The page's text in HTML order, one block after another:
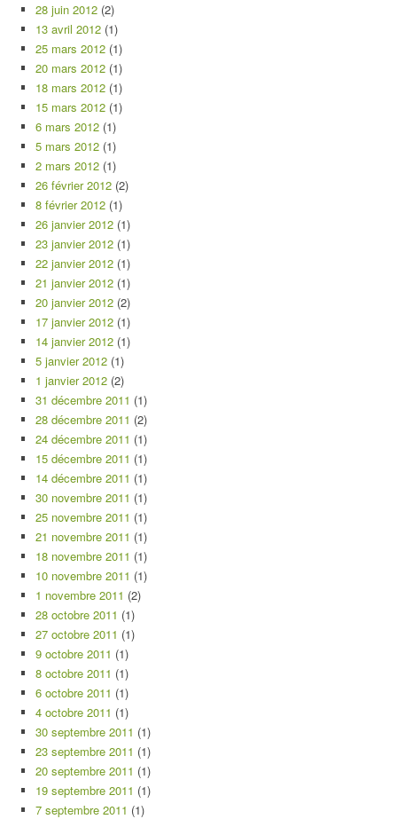
28 juin 2012 (2)
13 avril 2012 (1)
25 mars 2012 (1)
20 mars 2012 (1)
18 mars 2012 (1)
15 mars 2012 (1)
6 mars 2012 (1)
5 mars 2012 (1)
2 mars 2012 (1)
26 février 2012 (2)
8 février 2012 (1)
26 janvier 2012 (1)
23 janvier 2012 (1)
22 janvier 2012 (1)
21 janvier 2012 (1)
20 janvier 2012 (2)
17 janvier 2012 (1)
14 janvier 2012 (1)
5 janvier 2012 (1)
1 janvier 2012 (2)
31 décembre 2011 (1)
28 décembre 2011 (2)
24 décembre 2011 (1)
15 décembre 2011 (1)
14 décembre 2011 (1)
30 novembre 2011 (1)
25 novembre 2011 (1)
21 novembre 2011 (1)
18 novembre 2011 (1)
10 novembre 2011 (1)
1 novembre 2011 (2)
28 octobre 2011 (1)
27 octobre 2011 (1)
9 octobre 2011 (1)
8 octobre 2011 (1)
6 octobre 2011 (1)
4 octobre 2011 (1)
30 septembre 2011 (1)
23 septembre 2011 (1)
20 septembre 2011 (1)
19 septembre 2011 (1)
7 septembre 2011 (1)